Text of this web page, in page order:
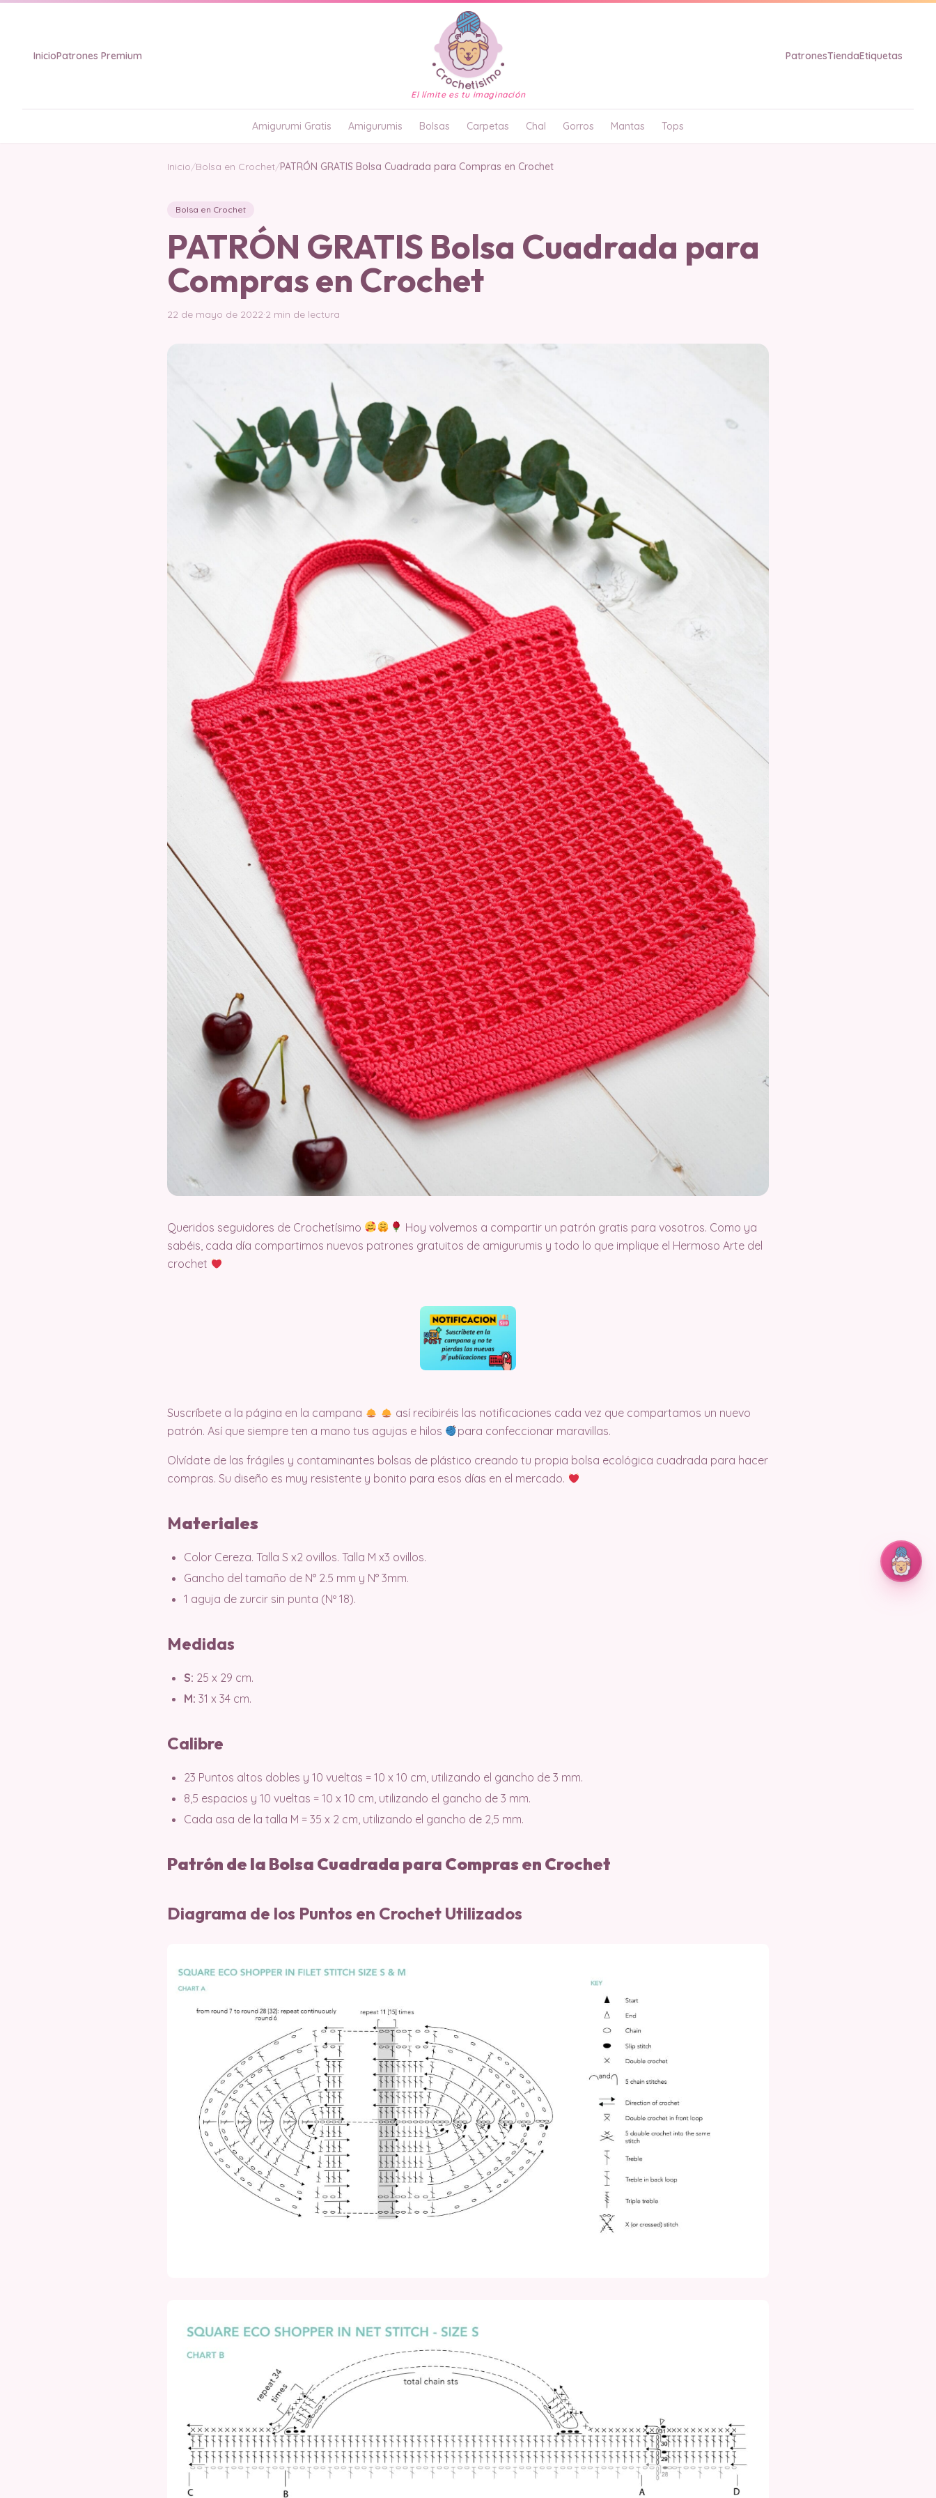
InicioPatrones Premium
El límite es tu imaginación
PatronesTiendaEtiquetas
Amigurumi Gratis Amigurumis Bolsas Carpetas Chal Gorros Mantas Tops
Inicio/Bolsa en Crochet/PATRÓN GRATIS Bolsa Cuadrada para Compras en Crochet
Bolsa en Crochet
PATRÓN GRATIS Bolsa Cuadrada para
Compras en Crochet
22 de mayo de 2022·2 min de lectura
Queridos seguidores de Crochetísimo
Hoy volvemos a compartir un patrón gratis para vosotros. Como ya
sabéis, cada día compartimos nuevos patrones gratuitos de amigurumis y todo lo que implique el Hermoso Arte del
crochet
Suscríbete a la página en la campana
así recibiréis las notificaciones cada vez que compartamos un nuevo
patrón. Así que siempre ten a mano tus agujas e hilos
para confeccionar maravillas.
Olvídate de las frágiles y contaminantes bolsas de plástico creando tu propia bolsa ecológica cuadrada para hacer
compras. Su diseño es muy resistente y bonito para esos días en el mercado.
Materiales
Color Cereza. Talla S x2 ovillos. Talla M x3 ovillos.
Gancho del tamaño de N° 2.5 mm y N° 3mm.
1 aguja de zurcir sin punta (Nº 18).
Medidas
S: 25 x 29 cm.
M: 31 x 34 cm.
Calibre
23 Puntos altos dobles y 10 vueltas = 10 x 10 cm, utilizando el gancho de 3 mm.
8,5 espacios y 10 vueltas = 10 x 10 cm, utilizando el gancho de 3 mm.
Cada asa de la talla M = 35 x 2 cm, utilizando el gancho de 2,5 mm.
Patrón de la Bolsa Cuadrada para Compras en Crochet
Diagrama de los Puntos en Crochet Utilizados